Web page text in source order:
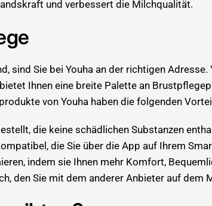
und verbessert die Milchqualität.
sind Sie bei Youha an der richtigen
Ihnen eine breite Palette an
von Youha haben die folgenden
die keine schädlichen Substanzen
die Sie über die App auf Ihrem
indem sie Ihnen mehr Komfort,
den Sie mit dem anderer Anbieter auf dem